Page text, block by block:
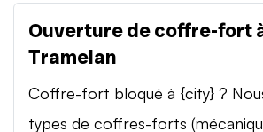
Ouverture de coffre-fort
Tramelan
Coffre-fort bloqué à {city} ?
types de coffres-forts